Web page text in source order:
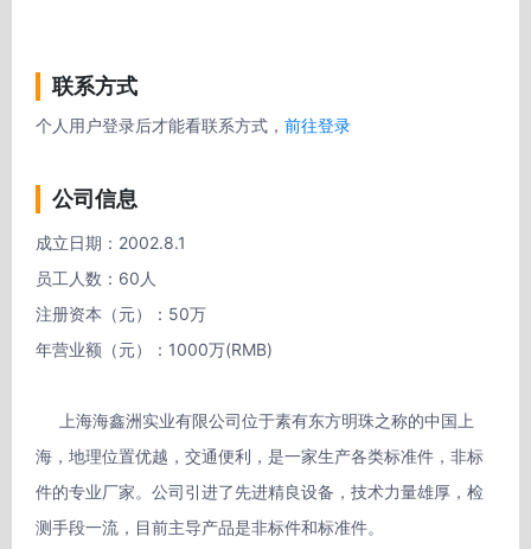
联系方式
个人用户登录后才能看联系方式， 前往登录
公司信息
成立日期：2002.8.1
员工人数：60人
注册资本（元）：50万
年营业额（元）：1000万(RMB)
海，地理位置优越，交通便利，是一家生产各类标准件，非标
件的专业厂家。公司引进了先进精良设备，技术力量雄厚，检
测手段一流，目前主导产品是非标件和标准件。